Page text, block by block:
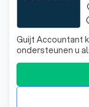
Guijt Accountant
ondersteunen u
vandaag en